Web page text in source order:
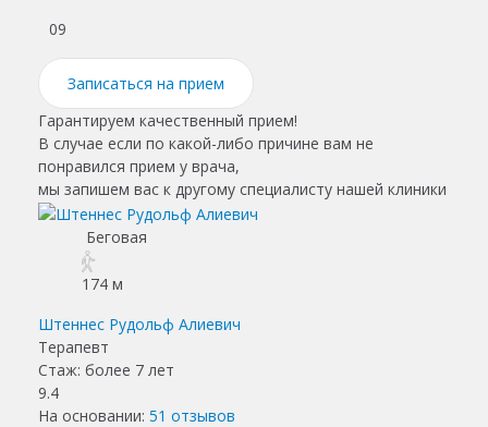
09
Записаться на прием
Гарантируем качественный прием!
В случае если по какой-либо причине вам не
понравился прием у врача,
мы запишем вас к другому специалисту нашей клиники
Беговая
174 м
Штеннес Рудольф Алиевич
Терапевт
Стаж: более 7 лет
9.4
На основании: 51 отзывов